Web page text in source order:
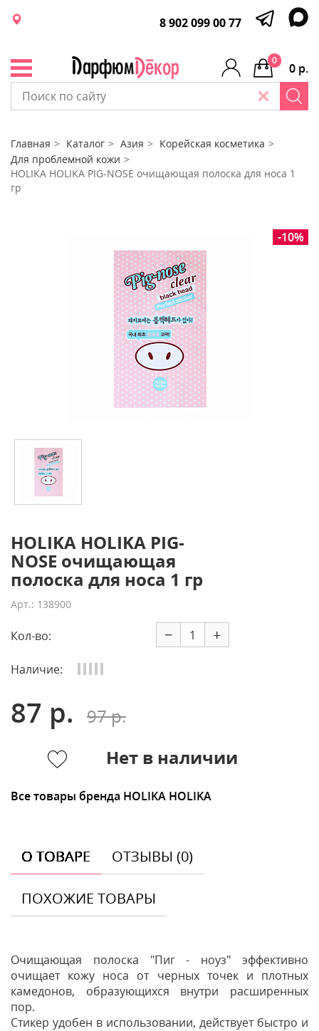
8 902 099 00 77
0 р.
0
Главная Каталог Азия
Корейская косметика
Для проблемной кожи
HOLIKA HOLIKA PIG-NOSE очищающая полоска для носа 1
гр
-10%
HOLIKA HOLIKA PIG-
NOSE очищающая
полоска для носа 1 гр
Арт.: 138900
Кол-во: − +
Наличие:
87 р.
97 р.
Нет в наличии
Все товары бренда HOLIKA HOLIKA
О ТОВАРЕ ОТЗЫВЫ (0)
ПОХОЖИЕ ТОВАРЫ
Очищающая полоска "Пиг - ноуз" эффективно
очищает кожу носа от черных точек и плотных
камедонов, образующихся внутри расширенных
пор.
Стикер удобен в использовании, действует быстро и